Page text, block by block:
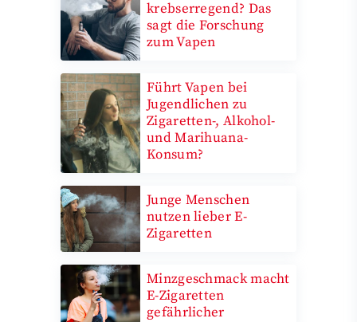
krebserregend? Das
sagt die Forschung
zum Vapen
Führt Vapen bei
Jugendlichen zu
Zigaretten-, Alkohol-
und Marihuana-
Konsum?
Junge Menschen
nutzen lieber E-
Zigaretten
Minzgeschmack macht
E-Zigaretten
gefährlicher